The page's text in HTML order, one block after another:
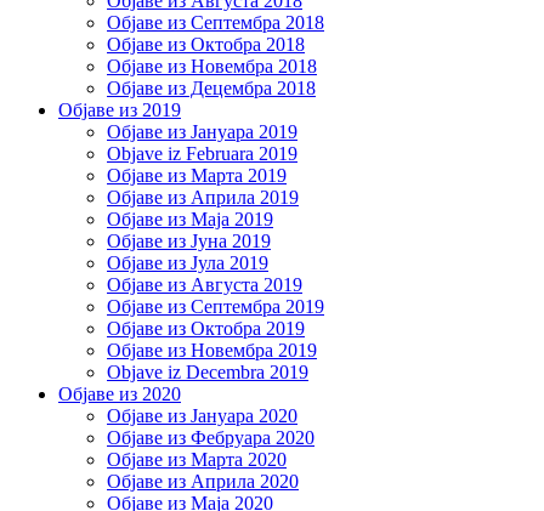
Објаве из Септембра 2018
Објаве из Октобра 2018
Објаве из Новембра 2018
Објаве из Децембра 2018
Објаве из 2019
Објаве из Јануара 2019
Objave iz Februara 2019
Објаве из Марта 2019
Објаве из Априла 2019
Објаве из Маја 2019
Објаве из Јуна 2019
Објаве из Јула 2019
Објаве из Августа 2019
Објаве из Септембра 2019
Објаве из Октобра 2019
Објаве из Новембра 2019
Objave iz Decembra 2019
Објаве из 2020
Објаве из Јануара 2020
Објаве из Фебруара 2020
Објаве из Марта 2020
Објаве из Априла 2020
Објаве из Маја 2020